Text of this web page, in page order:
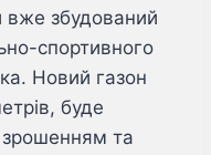
збудований
спортивного
Новий газон
буде
та